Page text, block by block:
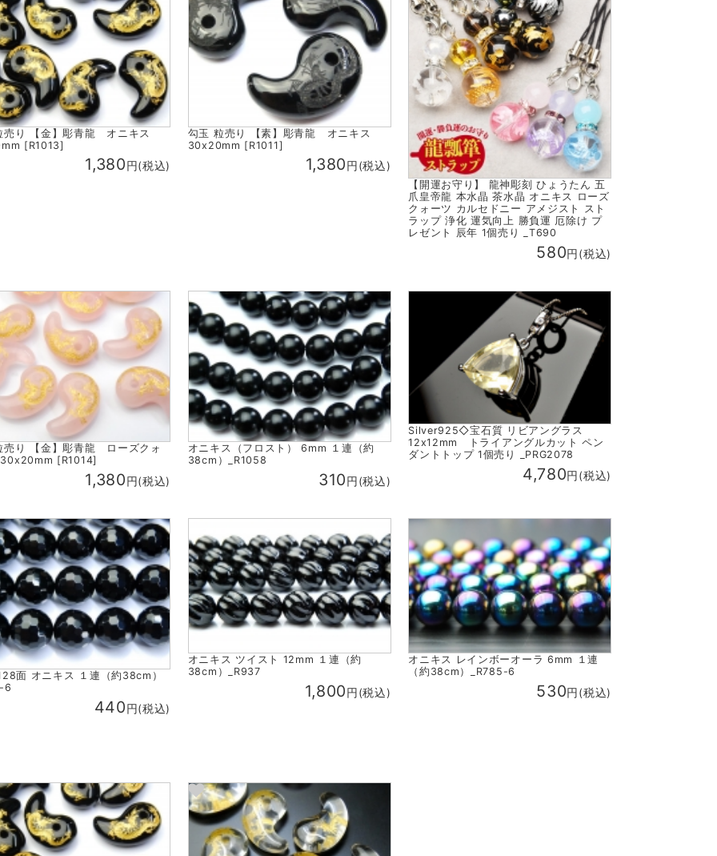
売り 【金】彫青龍 オニキス
[R1013]
1,380円(税込)
勾玉 粒売り 【素】彫青龍 オニキス
30x20mm [R1011]
1,380円(税込)
【開運お守り】 龍神彫刻 ひょうたん 五
爪皇帝龍 本水晶 茶水晶 オニキス ローズ
クォーツ カルセドニー アメジスト スト
ラップ 浄化 運気向上 勝負運 厄除け プ
レゼント 辰年 1個売り _T690
580円(税込)
売り 【金】彫青龍 ローズクォ
[R1014]
1,380円(税込)
オニキス（フロスト） 6mm １連（約
38cm）_R1058
310円(税込)
Silver925◇宝石質 リビアングラス
12x12mm トライアングルカット ペン
ダントトップ 1個売り _PRG2078
4,780円(税込)
面 オニキス １連（約38cm）
6
440円(税込)
オニキス ツイスト 12mm １連（約
38cm）_R937
1,800円(税込)
オニキス レインボーオーラ 6mm １連
（約38cm）_R785-6
530円(税込)